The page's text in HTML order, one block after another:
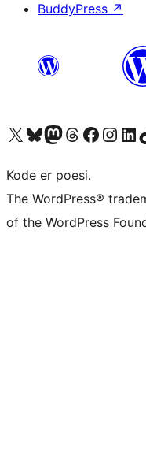
BuddyPress ↗
Besøk vår konto på X Visit our Bluesky account
Besøk vår Mastodon-konto
Visit our Threads account
Besøk vår Facebook-sideBesøk vår Instagram-
Besøk vår
Kode er poesi.
The WordPress®
of the WordPress